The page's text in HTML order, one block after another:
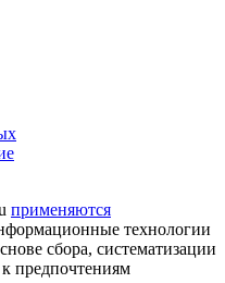
применяются
технологии
сбора, систематизации
предпочтениям